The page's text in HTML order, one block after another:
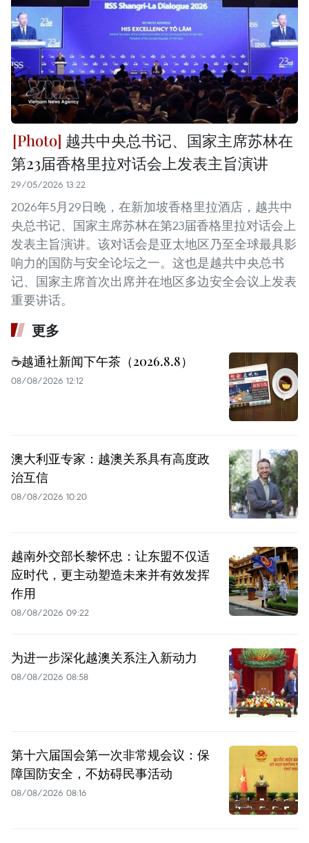
越共中央总书记、国家主席苏林在
第23届香格里拉对话会上发表主旨演讲
29/05/2026 13:22
2026年5月29日晚，在新加坡香格里拉酒店，越共中
央总书记、国家主席苏林在第23届香格里拉对话会上
发表主旨演讲。该对话会是亚太地区乃至全球最具影
响力的国防与安全论坛之一。这也是越共中央总书
记、国家主席首次出席并在地区多边安全会议上发表
重要讲话。
更多
☕️越通社新闻下午茶（2026.8.8）
08/08/2026 12:12
澳大利亚专家：越澳关系具有高度政
治互信
08/08/2026 10:20
越南外交部长黎怀忠：让东盟不仅适
应时代，更主动塑造未来并有效发挥
作用
08/08/2026 09:22
为进一步深化越澳关系注入新动力
08/08/2026 08:58
第十六届国会第一次非常规会议：保
障国防安全，不妨碍民事活动
08/08/2026 08:16